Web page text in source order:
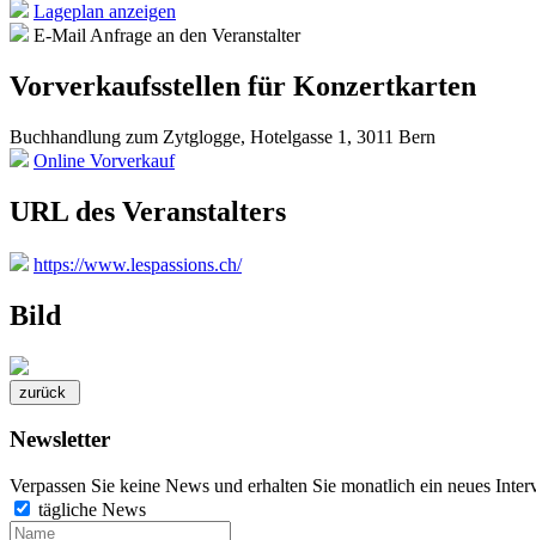
Lageplan anzeigen
E-Mail Anfrage an den Veranstalter
Vorverkaufsstellen für Konzertkarten
Buchhandlung zum Zytglogge, Hotelgasse 1, 3011 Bern
Online Vorverkauf
URL des Veranstalters
https://www.lespassions.ch/
Bild
Newsletter
Verpassen Sie keine News und erhalten Sie monatlich ein neues
tägliche News